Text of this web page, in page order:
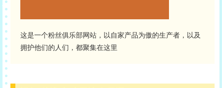
这是一个粉丝俱乐部网站，以自家产品为傲的生产者，以及
拥护他们的人们，都聚集在这里